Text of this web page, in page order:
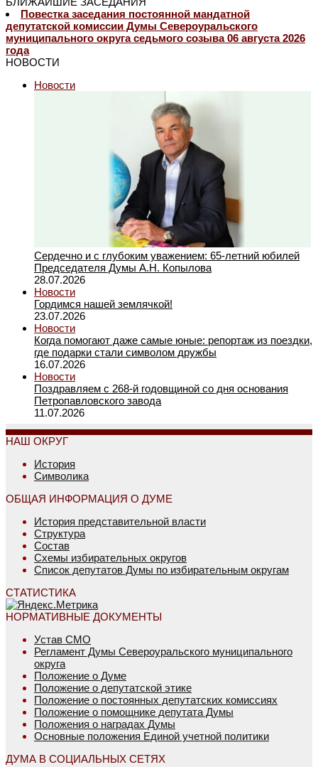
Повестка заседания постоянной мандатной
депутатской комиссии Думы Североуральского
муниципального округа седьмого созыва 06 августа 2026
года
НОВОСТИ
Новости
Сердечно и с глубоким уважением: 65-летний юбилей
Председателя Думы А.Н. Копылова
28.07.2026
Новости
Гордимся нашей землячкой!
23.07.2026
Новости
Когда помогают даже самые юные: репортаж из поездки,
где подарки стали символом дружбы
16.07.2026
Новости
Поздравляем с 268-й годовщиной со дня основания
Петропавловского завода
11.07.2026
НАШ ОКРУГ
История
Символика
ОБЩАЯ ИНФОРМАЦИЯ О ДУМЕ
История представительной власти
Структура
Состав
Схемы избирательных округов
Список депутатов Думы по избирательным округам
СТАТИСТИКА
НОРМАТИВНЫЕ ДОКУМЕНТЫ
Устав СМО
Регламент Думы Североуральского муниципального
округа
Положение о Думе
Положение о депутатской этике
Положение о постоянных депутатских комиссиях
Положение о помощнике депутата Думы
Положения о наградах Думы
Основные положения Единой учетной политики
ДУМА В СОЦИАЛЬНЫХ СЕТЯХ